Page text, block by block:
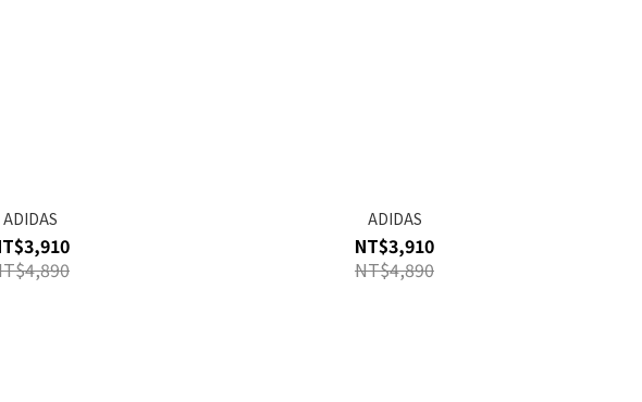
ADIDAS ADIDAS
NT$3,910
NT$4,890